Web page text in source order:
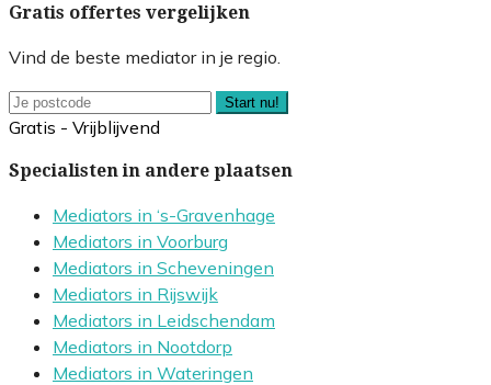
Gratis offertes vergelijken
Vind de beste mediator in je regio.
Start nu!
Gratis - Vrijblijvend
Specialisten in andere plaatsen
Mediators in ‘s-Gravenhage
Mediators in Voorburg
Mediators in Scheveningen
Mediators in Rijswijk
Mediators in Leidschendam
Mediators in Nootdorp
Mediators in Wateringen